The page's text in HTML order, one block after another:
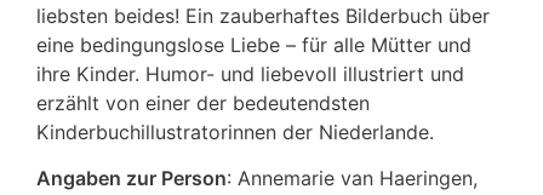
liebsten beides! Ein zauberhaftes Bilderbuch über
eine bedingungslose Liebe – für alle Mütter und
ihre Kinder. Humor- und liebevoll illustriert und
erzählt von einer der bedeutendsten
Kinderbuchillustratorinnen der Niederlande.
Angaben zur Person: Annemarie van Haeringen,